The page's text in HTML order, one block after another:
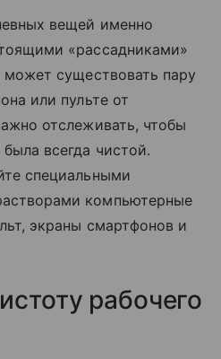
вещей именно
«рассадниками»
существовать пару
или пульте от
отслеживать, чтобы
всегда чистой.
специальными
компьютерные
экраны смартфонов и
рабочего